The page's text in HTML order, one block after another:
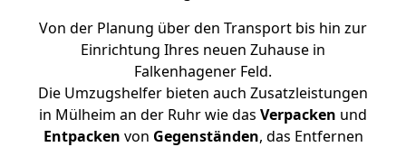
Von der Planung über den Transport bis hin zur
Einrichtung Ihres neuen Zuhause in
Falkenhagener Feld.
Die Umzugshelfer bieten auch Zusatzleistungen
in Mülheim an der Ruhr wie das Verpacken und
Entpacken von Gegenständen, das Entfernen